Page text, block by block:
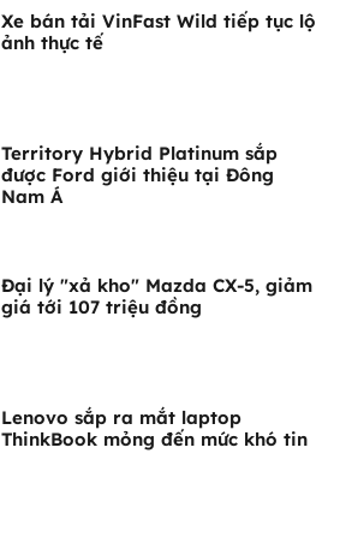
Xe bán tải VinFast Wild tiếp tục lộ
ảnh thực tế
Territory Hybrid Platinum sắp
được Ford giới thiệu tại Đông
Nam Á
Đại lý "xả kho" Mazda CX-5, giảm
giá tới 107 triệu đồng
Lenovo sắp ra mắt laptop
ThinkBook mỏng đến mức khó tin